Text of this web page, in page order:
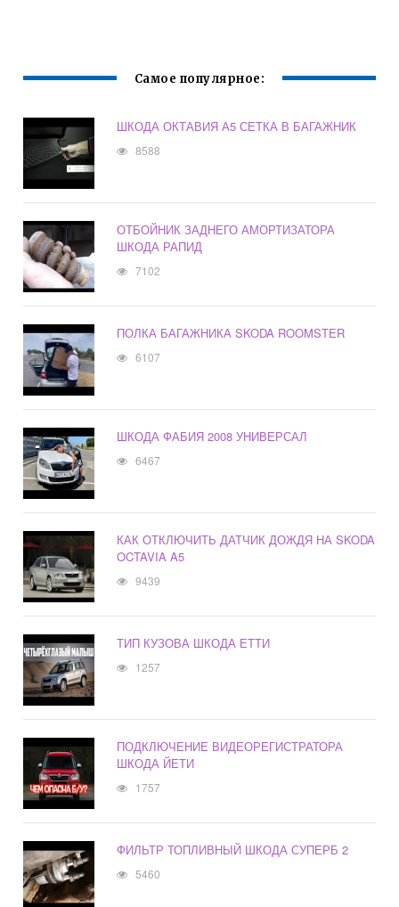
Самое популярное:
ШКОДА ОКТАВИЯ А5 СЕТКА В БАГАЖНИК
8588
ОТБОЙНИК ЗАДНЕГО АМОРТИЗАТОРА
ШКОДА РАПИД
7102
ПОЛКА БАГАЖНИКА SKODA ROOMSTER
6107
ШКОДА ФАБИЯ 2008 УНИВЕРСАЛ
6467
КАК ОТКЛЮЧИТЬ ДАТЧИК ДОЖДЯ НА SKODA
OCTAVIA A5
9439
ТИП КУЗОВА ШКОДА ЕТТИ
1257
ПОДКЛЮЧЕНИЕ ВИДЕОРЕГИСТРАТОРА
ШКОДА ЙЕТИ
1757
ФИЛЬТР ТОПЛИВНЫЙ ШКОДА СУПЕРБ 2
5460